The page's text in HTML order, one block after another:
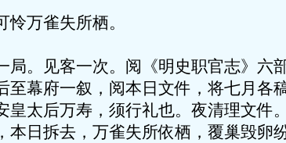
万雀失所栖。
局。见客一次。阅《明史职官志》六
至幕府一叙，阅本日文件，将七月各
皇太后万寿，须行礼也。夜清理文件
本日拆去，万雀失所依栖，覆巢毁卵